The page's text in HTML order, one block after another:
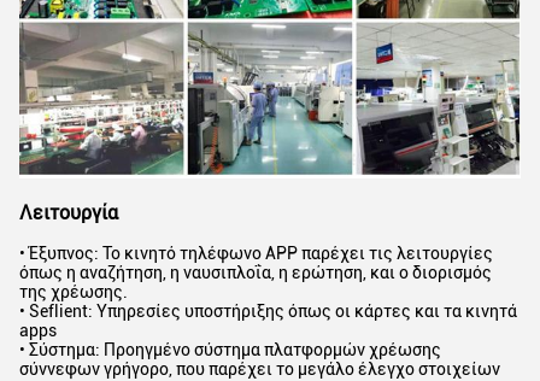
Λειτουργία
• Έξυπνος: Το κινητό τηλέφωνο APP παρέχει τις λειτουργίες
όπως η αναζήτηση, η ναυσιπλοΐα, η ερώτηση, και ο διορισμός
της χρέωσης.
• Seflient: Υπηρεσίες υποστήριξης όπως οι κάρτες και τα κινητά
apps
• Σύστημα: Προηγμένο σύστημα πλατφορμών χρέωσης
σύννεφων γρήγορο, που παρέχει το μεγάλο έλεγχο στοιχείων